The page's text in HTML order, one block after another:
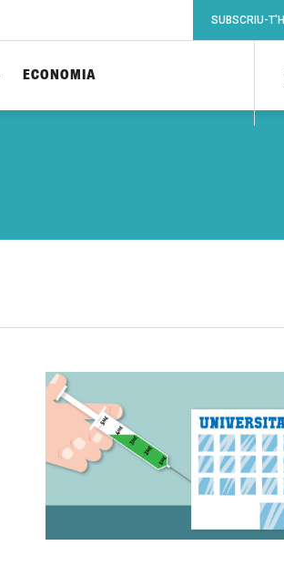
ECONOMIA
SUBSCRIU-T'HI